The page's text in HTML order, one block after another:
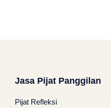
Jasa Pijat Panggilan
Pijat Refleksi